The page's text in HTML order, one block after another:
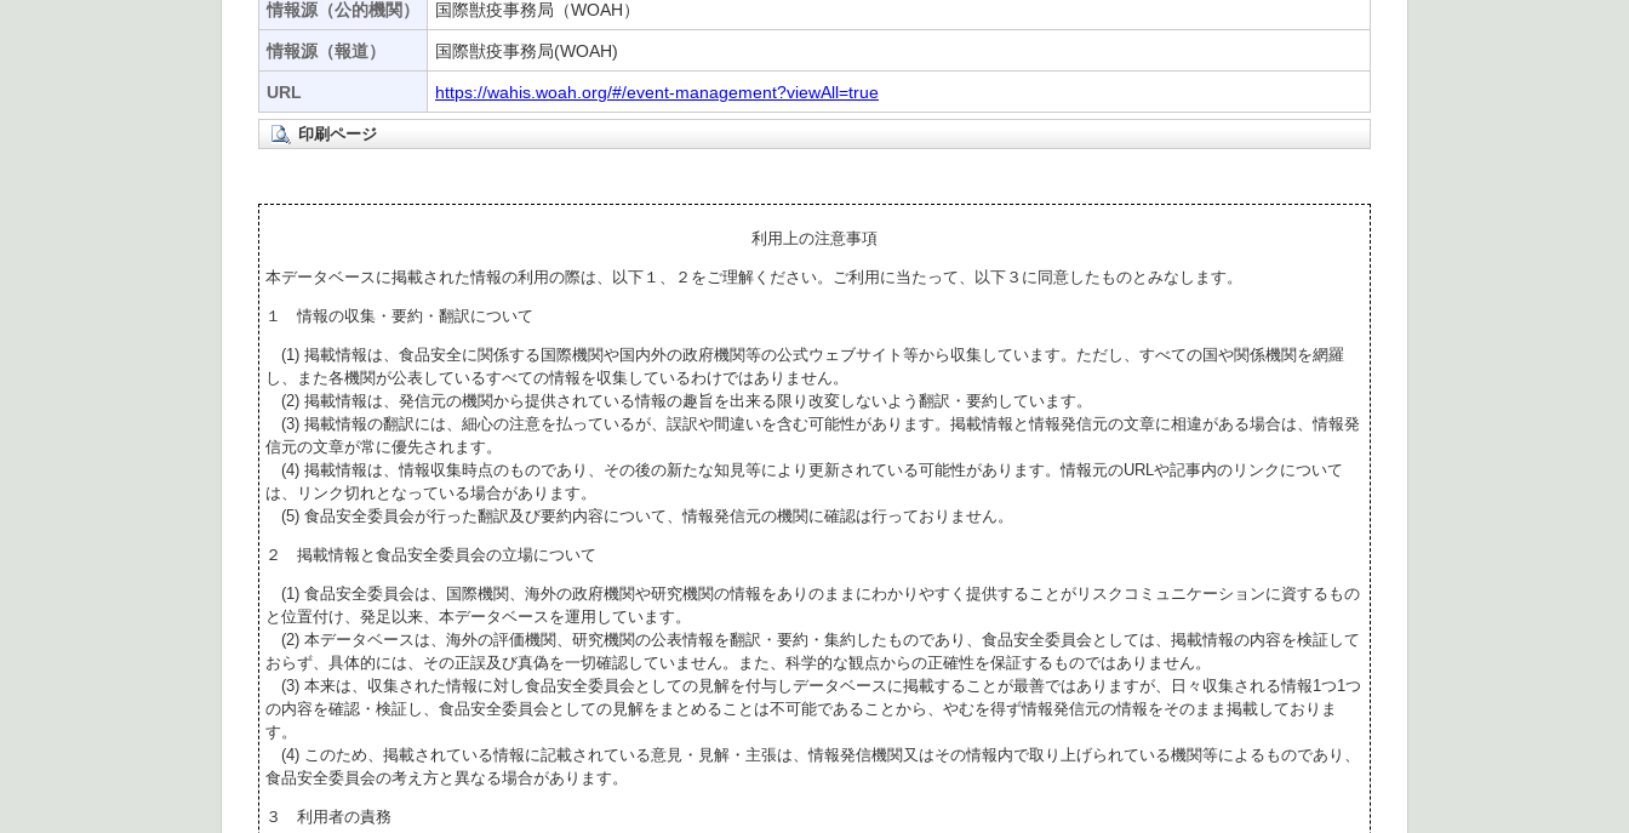
情報源（公的機関） 国際獣疫事務局（WOAH）
情報源（報道） 国際獣疫事務局(WOAH)
URL https://wahis.woah.org/#/event-management?viewAll=true
印刷ページ
利用上の注意事項
本データベースに掲載された情報の利用の際は、以下１、２をご理解ください。ご利用に当たって、以下３に同意したものとみなします。
１ 情報の収集・要約・翻訳について
(1) 掲載情報は、食品安全に関係する国際機関や国内外の政府機関等の公式ウェブサイト等から収集しています。ただし、すべての国や関係機関を網羅
し、また各機関が公表しているすべての情報を収集しているわけではありません。
(2) 掲載情報は、発信元の機関から提供されている情報の趣旨を出来る限り改変しないよう翻訳・要約しています。
(3) 掲載情報の翻訳には、細心の注意を払っているが、誤訳や間違いを含む可能性があります。掲載情報と情報発信元の文章に相違がある場合は、情報発
信元の文章が常に優先されます。
(4) 掲載情報は、情報収集時点のものであり、その後の新たな知見等により更新されている可能性があります。情報元のURLや記事内のリンクについて
は、リンク切れとなっている場合があります。
(5) 食品安全委員会が行った翻訳及び要約内容について、情報発信元の機関に確認は行っておりません。
２ 掲載情報と食品安全委員会の立場について
(1) 食品安全委員会は、国際機関、海外の政府機関や研究機関の情報をありのままにわかりやすく提供することがリスクコミュニケーションに資するもの
と位置付け、発足以来、本データベースを運用しています。
(2) 本データベースは、海外の評価機関、研究機関の公表情報を翻訳・要約・集約したものであり、食品安全委員会としては、掲載情報の内容を検証して
おらず、具体的には、その正誤及び真偽を一切確認していません。また、科学的な観点からの正確性を保証するものではありません。
(3) 本来は、収集された情報に対し食品安全委員会としての見解を付与しデータベースに掲載することが最善ではありますが、日々収集される情報1つ1つ
の内容を確認・検証し、食品安全委員会としての見解をまとめることは不可能であることから、やむを得ず情報発信元の情報をそのまま掲載しておりま
す。
(4) このため、掲載されている情報に記載されている意見・見解・主張は、情報発信機関又はその情報内で取り上げられている機関等によるものであり、
食品安全委員会の考え方と異なる場合があります。
３ 利用者の責務